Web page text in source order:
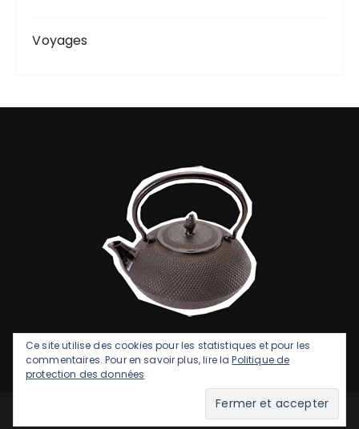
Voyages
Everestthemes
Ce site utilise des cookies pour les statistiques et pour les
commentaires. Pour en savoir plus, lire laPolitique de
protection des données